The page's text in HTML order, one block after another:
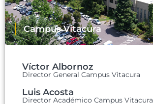
Campus Vitacura
Víctor Albornoz
Director General Campus Vitacura
Luis Acosta
Director Académico Campus Vitacura